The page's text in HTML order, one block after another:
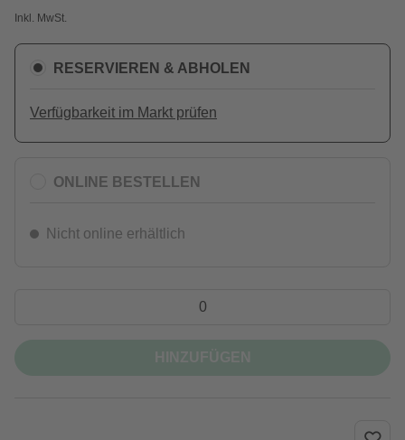
Inkl. MwSt.
RESERVIEREN & ABHOLEN
Verfügbarkeit im Markt prüfen
ONLINE BESTELLEN
Nicht online erhältlich